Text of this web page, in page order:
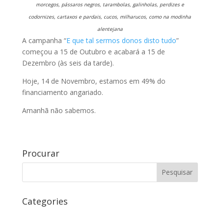
morcegos, pássaros negros, tarambolas, galinholas, perdizes e
codornizes, cartaxos e pardais, cucos, milharucos, como na modinha
alentejana
A campanha “E que tal sermos donos disto tudo”
começou a 15 de Outubro e acabará a 15 de
Dezembro (às seis da tarde).
Hoje, 14 de Novembro, estamos em 49% do
financiamento angariado.
Amanhã não sabemos.
Procurar
Categories